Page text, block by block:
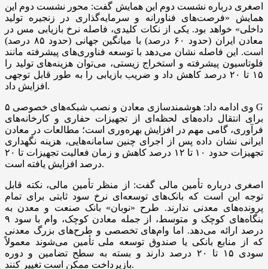
اصغری درباره نشست دوم این همایش گفت: محور نشست دوم این
همایش «فرصت‌های فناورانه و سرمایه‌گذاری در زنجیره تولید
داخلی» خواهد بود. یکی از نکات کلیدی، فاصله نرخ بازیابی مس در
معادن ایران (حدود ۶۰ درصد) با میانگین جهانی (حدود ۸۵ درصد)
است. این فاصله نشان می‌دهد با توسعه فناوری‌های پیشرفته مانند
فلوتاسیون پیشرفته و استخراج زیستی، می‌توان هزینه‌های تولید را
۱۵ تا ۲۰ درصد کاهش داد و ضریب بازیابی را به طور قابل توجهی
افزایش داد.
وی ادامه داد: هوشمندسازی معادن و نصب شبکه‌های خصوصی ۵ G
برای انتقال داده‌های لحظه‌ای از تجهیزات حفاری و کارخانه‌های
فرآوری، گامی مهم در افزایش بهره‌وری است؛ مطالعات در معادن
ایرانی نشان داده پس از اجرای چنین سامانه‌هایی، هزینه نگهداری
تجهیزات حدود ۱۰ تا ۱۲ درصد کاهش و زمان فعالیت تجهیزات تا ۲۰
درصد افزایش یافته است.
اصغری درباره تأمین مالی گفت: از منظر تأمین مالی، نکته قابل
توجه این است که بانک‌های توسعه‌ای نرخ سود ثابتی برای تمام
پرونده‌های معدنی ندارند. طرح «نوبان» بانک صنعت و معدن به
بنگاه‌های کوچک و متوسط، از جمله معادن کوچک، وام با سود ۹
درصد ارائه می‌دهد. اما وام‌های تخصصی و طرح‌های بزرگ معدنی
که از منابع بانکی یا صندوق توسعه ملی تأمین می‌شوند معمولاً
سودی ۱۵ تا ۲۰ درصد دارند و بسته به سطح تضامین و دوره
بازپرداخت ممکن است تغییر کنند.